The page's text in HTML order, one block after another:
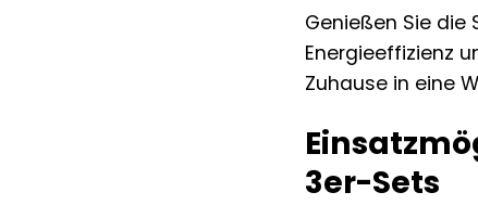
Genießen Sie die
Energieeffizienz
Zuhause in eine
3er-Sets